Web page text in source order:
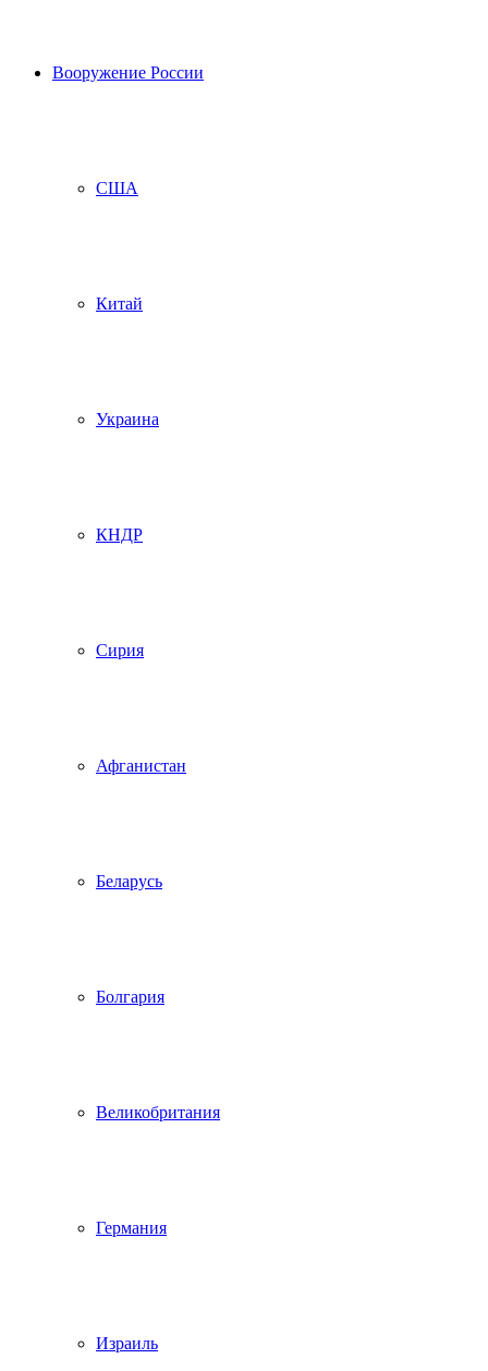
Вооружение России
США
Китай
Украина
КНДР
Сирия
Афганистан
Беларусь
Болгария
Великобритания
Германия
Израиль